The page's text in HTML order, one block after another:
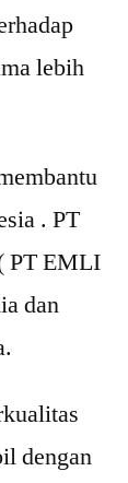
lebih
. PT
PT EMLI
dan
dengan